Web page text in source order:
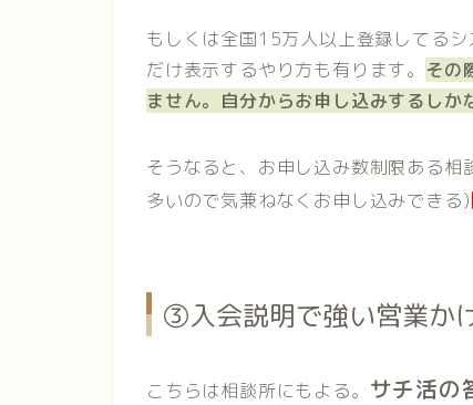
もしくは全国15万人以上登録してる
だけ表示するやり方も有ります。 その
ません。自分からお申し込みするしか
そうなると、お申し込み数制限ある
多いので気兼ねなくお申し込みできる)
③入会説明で強い営業か
こちらは相談所にもよる。 サチ活の